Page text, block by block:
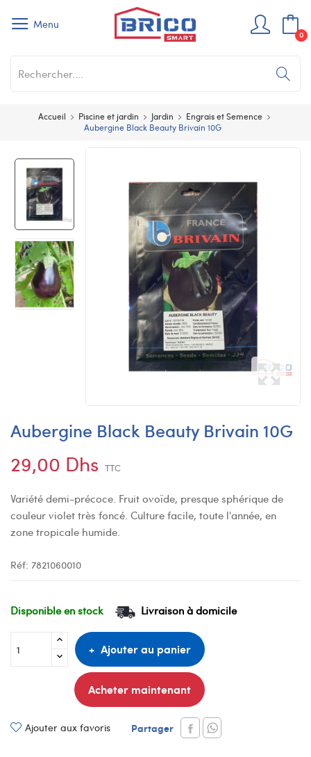
Menu
0
Accueil Piscine et jardin Jardin
Engrais et Semence
Aubergine Black Beauty Brivain 10G
Aubergine Black Beauty Brivain 10G
29,00 Dhs TTC
Variété demi-précoce. Fruit ovoïde, presque sphérique de
couleur violet très foncé. Culture facile, toute l'année, en
zone tropicale humide.
Réf: 7821060010
Disponible en stock Livraison à domicile
Ajouter au panier
Acheter maintenant
Ajouter aux favoris Partager